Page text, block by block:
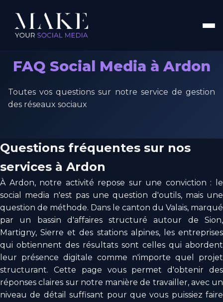
FAQ Social Media à Ardon
Toutes vos questions sur notre service de gestion
des réseaux sociaux
Questions fréquentes sur nos
services à Ardon
À Ardon, notre activité repose sur une conviction : le
social media n'est pas une question d'outils, mais une
question de méthode. Dans le canton du Valais, marqué
par un bassin d'affaires structuré autour de Sion,
Martigny, Sierre et des stations alpines, les entreprises
qui obtiennent des résultats sont celles qui abordent
leur présence digitale comme n'importe quel projet
structurant. Cette page vous permet d'obtenir des
réponses claires sur notre manière de travailler, avec un
niveau de détail suffisant pour que vous puissiez faire